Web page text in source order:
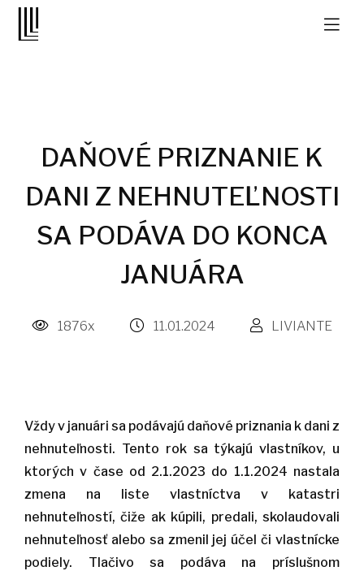
DAŇOVÉ PRIZNANIE K
DANI Z NEHNUTEĽNOSTI
SA PODÁVA DO KONCA
JANUÁRA
1876x 11.01.2024 LIVIANTE
Vždy v januári sa podávajú daňové priznania k dani z
nehnuteľnosti. Tento rok sa týkajú vlastníkov, u
ktorých v čase od 2.1.2023 do 1.1.2024 nastala
zmena na liste vlastníctva v katastri
nehnuteľností, čiže ak kúpili, predali, skolaudovali
nehnuteľnosť alebo sa zmenil jej účel či vlastnícke
podiely. Tlačivo sa podáva na príslušnom